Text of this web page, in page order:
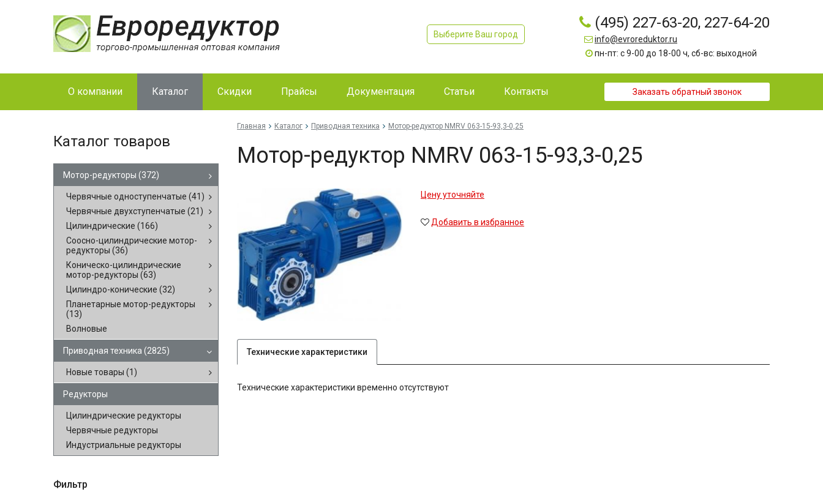
Выберите Ваш город
(495) 227-63-20, 227-64-20
info@evroreduktor.ru
пн-пт: с 9-00 до 18-00 ч, сб-вс: выходной
О компании Каталог Скидки Прайсы Документация Статьи Контакты Заказать обратный звонок
Каталог товаров
Мотор-редукторы (372)
Червячные одноступенчатые (41)
Червячные двухступенчатые (21)
Цилиндрические (166)
Соосно-цилиндрические мотор-
редукторы (36)
Коническо-цилиндрические
мотор-редукторы (63)
Цилиндро-конические (32)
Планетарные мотор-редукторы
(13)
Волновые
Приводная техника (2825)
Новые товары (1)
Редукторы
Цилиндрические редукторы
Червячные редукторы
Индустриальные редукторы
Фильтр
Главная Каталог Приводная техника Мо­тор-ре­дук­тор NMRV 063-15-93,3-0,25
Мо­тор-ре­дук­тор NMRV 063-15-93,3-0,25
Цену уточняйте
Добавить в избранное
Технические характеристики
Технические характеристики временно отсутствуют